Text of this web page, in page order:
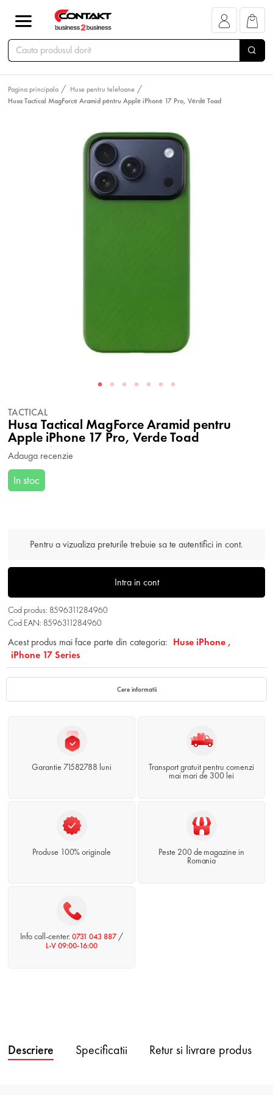
Pagina principala
Huse pentru telefoane
Husa Tactical MagForce Aramid pentru Apple iPhone 17 Pro, Verde Toad
TACTICAL
Husa Tactical MagForce Aramid pentru
Apple iPhone 17 Pro, Verde Toad
Adauga recenzie
In stoc
Pentru a vizualiza preturile trebuie sa te autentifici in cont.
Intra in cont
Cod produs: 8596311284960
Cod EAN: 8596311284960
Acest produs mai face parte din categoria: Huse iPhone ,
iPhone 17 Series
Cere informatii
Garantie 71582788 luni
Transport gratuit pentru comenzi
mai mari de 300 lei
Produse 100% originale
Peste 200 de magazine in
Romania
Info call-center:0731 043 887 /
L-V 09:00-16:00
Descriere Specificatii Retur si livrare produs